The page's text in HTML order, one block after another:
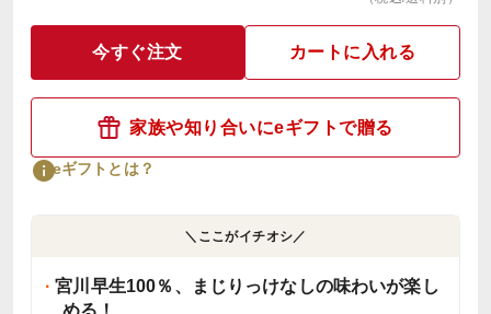
今すぐ注文 カートに入れる
家族や知り合いにeギフトで贈る
eギフトとは？
＼ここがイチオシ／
宮川早生100％、まじりっけなしの味わいが楽し
める！